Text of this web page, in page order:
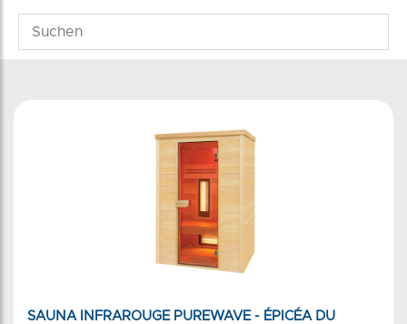
SAUNA INFRAROUGE PUREWAVE - ÉPICÉA DU